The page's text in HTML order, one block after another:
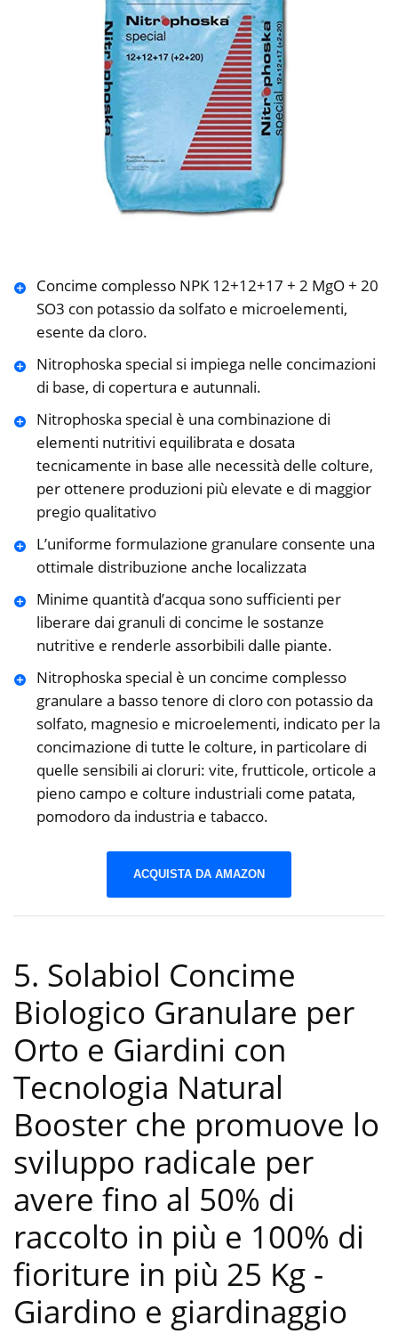
Concime complesso NPK 12+12+17 + 2 MgO + 20
SO3 con potassio da solfato e microelementi,
esente da cloro.
Nitrophoska special si impiega nelle concimazioni
di base, di copertura e autunnali.
Nitrophoska special è una combinazione di
elementi nutritivi equilibrata e dosata
tecnicamente in base alle necessità delle colture,
per ottenere produzioni più elevate e di maggior
pregio qualitativo
L’uniforme formulazione granulare consente una
ottimale distribuzione anche localizzata
Minime quantità d’acqua sono sufficienti per
liberare dai granuli di concime le sostanze
nutritive e renderle assorbibili dalle piante.
Nitrophoska special è un concime complesso
granulare a basso tenore di cloro con potassio da
solfato, magnesio e microelementi, indicato per la
concimazione di tutte le colture, in particolare di
quelle sensibili ai cloruri: vite, frutticole, orticole a
pieno campo e colture industriali come patata,
pomodoro da industria e tabacco.
ACQUISTA DA AMAZON
5. Solabiol Concime
Biologico Granulare per
Orto e Giardini con
Tecnologia Natural
Booster che promuove lo
sviluppo radicale per
avere fino al 50% di
raccolto in più e 100% di
fioriture in più 25 Kg -
Giardino e giardinaggio